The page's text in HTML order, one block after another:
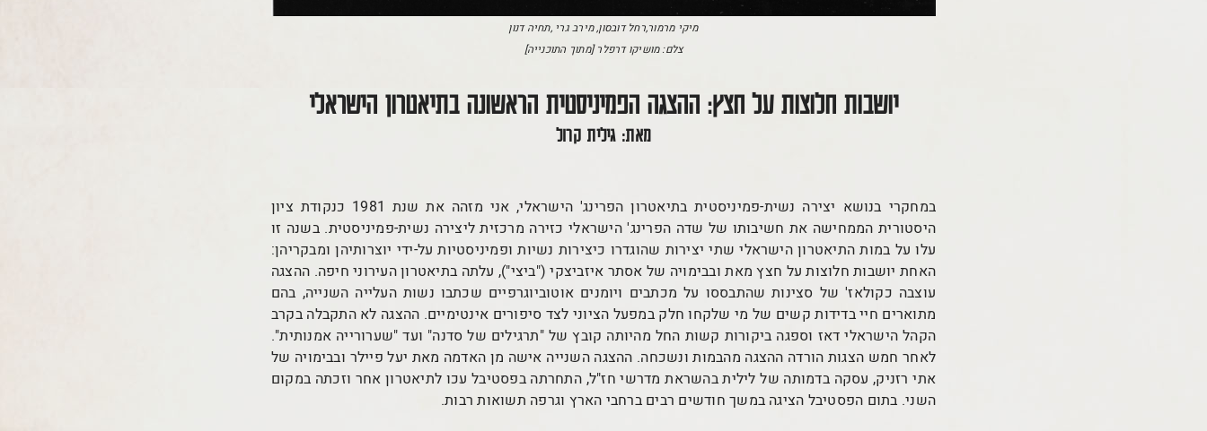
מיקי מרמור,רחל דובסון, מירב גרי ,תחיה דנון
צלם: מושיקו דרפלר [מתוך התוכנייה]
יושבות חלוצות על חצץ: ההצגה הפמיניסטית הראשונה בתיאטרון הישראלי
מאת: גילית קרול
במחקרי בנושא יצירה נשית-פמיניסטית בתיאטרון הפרינג' הישראלי, אני מזהה את שנת 1981 כנקודת ציון
היסטורית הממחישה את חשיבותו של שדה הפרינג' הישראלי כזירה מרכזית ליצירה נשית-פמיניסטית. בשנה זו
עלו על במות התיאטרון הישראלי שתי יצירות שהוגדרו כיצירות נשיות ופמיניסטיות על-ידי יוצרותיהן ומבקריהן:
האחת יושבות חלוצות על חצץ מאת ובבימויה של אסתר איזביצקי ("ביצי"), עלתה בתיאטרון העירוני חיפה. ההצגה
עוצבה כקולאז' של סצינות שהתבססו על מכתבים ויומנים אוטוביוגרפיים שכתבו נשות העלייה השנייה, בהם
מתוארים חיי בדידות קשים של מי שלקחו חלק במפעל הציוני לצד סיפורים אינטימיים. ההצגה לא התקבלה בקרב
הקהל הישראלי דאז וספגה ביקורות קשות החל מהיותה קובץ של "תרגילים של סדנה" ועד "שערורייה אמנותית".
לאחר חמש הצגות הורדה ההצגה מהבמות ונשכחה. ההצגה השנייה אישה מן האדמה מאת יעל פיילר ובבימויה של
אתי רזניק, עסקה בדמותה של לילית בהשראת מדרשי חז"ל, התחרתה בפסטיבל עכו לתיאטרון אחר וזכתה במקום
השני. בתום הפסטיבל הציגה במשך חודשים רבים ברחבי הארץ וגרפה תשואות רבות.